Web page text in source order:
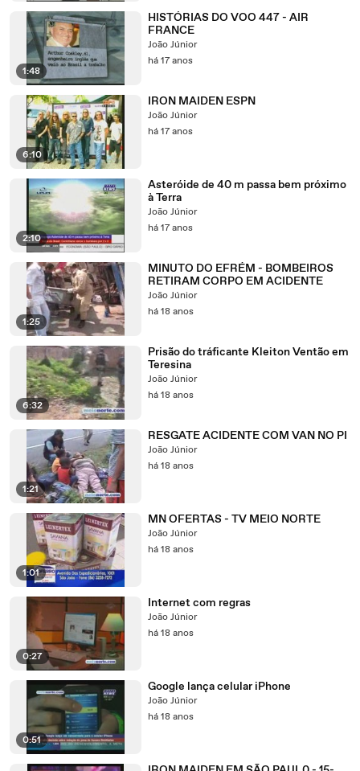
1:48
HISTÓRIAS DO VOO 447 - AIR
FRANCE
João Júnior
há 17 anos
6:10
IRON MAIDEN ESPN
João Júnior
há 17 anos
2:10
Asteróide de 40 m passa bem próximo
à Terra
João Júnior
há 17 anos
1:25
MINUTO DO EFRÉM - BOMBEIROS
RETIRAM CORPO EM ACIDENTE
João Júnior
há 18 anos
6:32
Prisão do tráficante Kleiton Ventão em
Teresina
João Júnior
há 18 anos
1:21
RESGATE ACIDENTE COM VAN NO PI
João Júnior
há 18 anos
1:01
MN OFERTAS - TV MEIO NORTE
João Júnior
há 18 anos
0:27
Internet com regras
João Júnior
há 18 anos
0:51
Google lança celular iPhone
João Júnior
há 18 anos